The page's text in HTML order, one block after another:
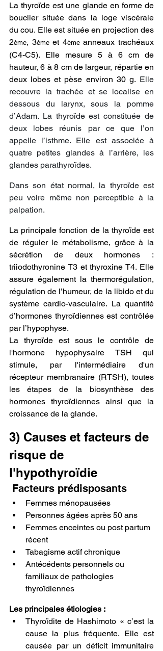
La thyroïde est une glande en forme de
bouclier située dans la loge viscérale
du cou. Elle est située en projection des
2ème, 3ème et 4ème anneaux trachéaux
(C4-C5). Elle mesure 5 à 6 cm de
hauteur, 6 à 8 cm de largeur, répartie en
deux lobes et pèse environ 30 g. Elle
recouvre la trachée et se localise en
dessous du larynx, sous la pomme
d’Adam. La thyroïde est constituée de
deux lobes réunis par ce que l’on
appelle l’isthme. Elle est associée à
quatre petites glandes à l’arrière, les
glandes parathyroïdes.
Dans son état normal, la thyroïde est
peu voire même non perceptible à la
palpation.
La principale fonction de la thyroïde est
de réguler le métabolisme, grâce à la
sécrétion de deux hormones :
triiodothyronine T3 et thyroxine T4. Elle
assure également la thermorégulation,
régulation de l’humeur, de la libido et du
système cardio-vasculaire. La quantité
d’hormones thyroïdiennes est contrôlée
par l’hypophyse.
La thyroïde est sous le contrôle de
l'hormone hypophysaire TSH qui
stimule, par l'intermédiaire d'un
récepteur membranaire (RTSH), toutes
les étapes de la biosynthèse des
hormones thyroïdiennes ainsi que la
croissance de la glande.
3) Causes et facteurs de
risque de
l'hypothyroïdie
Facteurs prédisposants
Femmes ménopausées
Personnes âgées après 50 ans
Femmes enceintes ou post partum
récent
Tabagisme actif chronique
Antécédents personnels ou
familiaux de pathologies
thyroïdiennes
Les principales étiologies :
Thyroïdite de Hashimoto « c’est la
cause la plus fréquente. Elle est
causée par un déficit immunitaire